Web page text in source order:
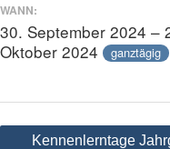
WANN:
30. September 2024 –
Oktober 2024
ganztägig
Beitragsnavigation
Kennenlerntage